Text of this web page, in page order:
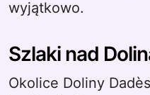
wyjątkowo.
Szlaki nad
Okolice Doliny